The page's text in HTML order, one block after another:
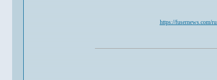
https://fusernews.com/